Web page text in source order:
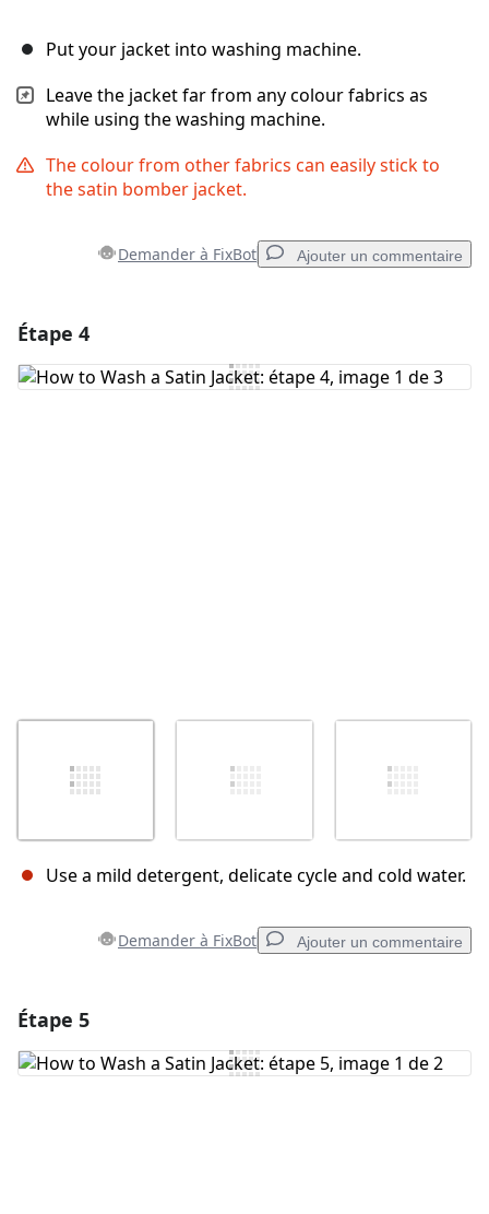
Put your jacket into washing machine.
Leave the jacket far from any colour fabrics as
while using the washing machine.
The colour from other fabrics can easily stick to
the satin bomber jacket.
Demander à FixBot Ajouter un commentaire
Ajouter un commentaire
Étape 4
Use a mild detergent, delicate cycle and cold water.
Demander à FixBot Ajouter un commentaire
Ajouter un commentaire
Étape 5